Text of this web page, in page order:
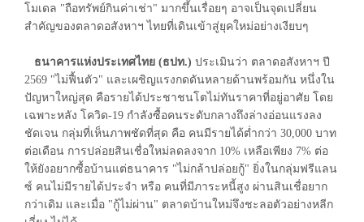
โมเดล "ถือทรัพย์กินค่าเช่า" มากขึ้นเรื่อยๆ อาจเป็นจุดเปลี่ยน
สำคัญของตลาดอสังหาฯ ไทยที่เดินเข้าสู่ยุคใหม่อย่างเงียบๆ
ธนาคารแห่งประเทศไทย (ธปท.) ประเมินว่า ตลาดอสังหาฯ ปี
2569 "ไม่ฟื้นตัว" และเผชิญแรงกดดันหลายด้านพร้อมกัน หนึ่งใน
ปัญหาใหญ่สุด คือรายได้ประชาชนโตไม่ทันราคาที่อยู่อาศัย โดย
เฉพาะหลัง โควิด-19 กำลังซื้อคนระดับกลางถึงล่างอ่อนแรงลง
ชัดเจน กลุ่มที่เห็นภาพชัดที่สุด คือ คนมีรายได้ต่ำกว่า 30,000 บาท
ต่อเดือน การปล่อยสินเชื่อใหม่ลดลงจาก 10% เหลือเพียง 7% ต่อ
ให้ยังอยากซื้อบ้านแต่ธนาคาร "ไม่กล้าปล่อยกู้" ยิ่งในกลุ่มฟรีแลน
ซ์ คนไม่มีรายได้ประจำ หรือ คนที่มีภาระหนี้สูง ผ่านสินเชื่อยาก
กว่าเดิม และเมื่อ "กู้ไม่ผ่าน" ตลาดบ้านใหม่จึงชะลอตัวอย่างหลีก